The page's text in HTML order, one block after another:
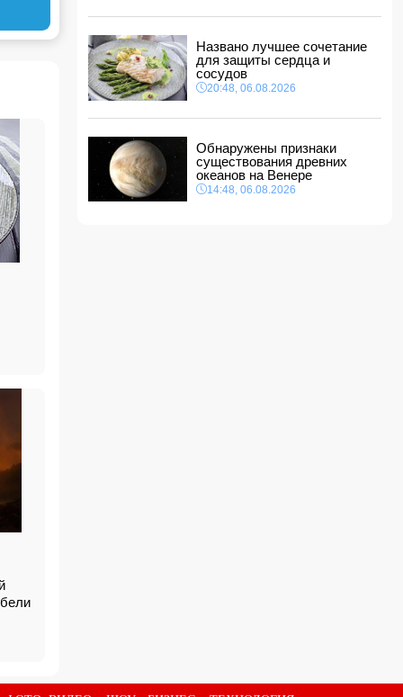
Ильхам Алиев подписал распоряжения в
связи с двумя дипломатами
14:00, 07.08.2026
Прогноз погоды в Азербайджане на 8 августа
12:48, 07.08.2026
В Азербайджане ищут сотрудников с
зарплатой до 10 000 манатов
12:40, 07.08.2026
Названо лучшее сочетание
для защиты сердца и
сосудов
20:48, 06.08.2026
Обнаружены признаки
существования древних
океанов на Венере
14:48, 06.08.2026